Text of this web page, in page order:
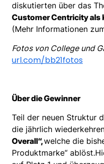
diskutierten über das
Customer Centricity als
(Mehr Informationen
Fotos von College und
url.com/bb21fotos
Über die Gewinner
Teil der neuen Struktur
die jährlich
Overall“,welche die
Produktmarke“ ablöst.